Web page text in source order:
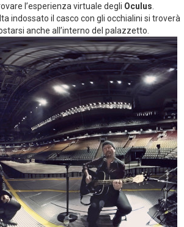
l’esperienza virtuale degli Oculus
indossato il casco con gli occhialini si troverà
anche all’interno del palazzetto.